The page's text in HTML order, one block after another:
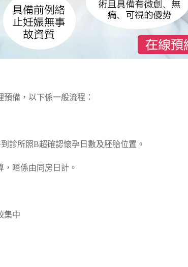
預備，以下係一般流程：
診所照B超確認懷孕日數及胚胎位置。
唔係由同房日計。
集中